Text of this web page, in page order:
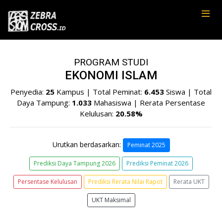
PROGRAM STUDI
EKONOMI ISLAM
Penyedia: 25 Kampus | Total Peminat: 6.453 Siswa | Total
Daya Tampung: 1.033 Mahasiswa | Rerata Persentase
Kelulusan: 20.58%
Urutkan berdasarkan: Peminat 2025
Prediksi Daya Tampung 2026 Prediksi Peminat 2026
Persentase Kelulusan Prediksi Rerata Nilai Rapot Rerata UKT
UKT Maksimal